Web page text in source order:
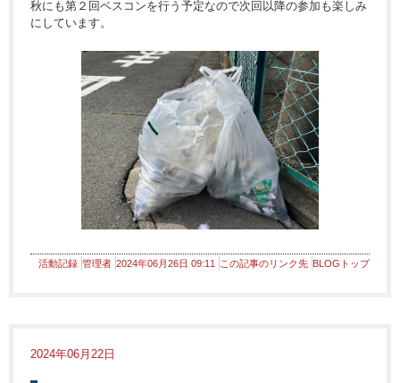
秋にも第２回ベスコンを行う予定なので次回以降の参加も楽しみ
にしています。
活動記録 管理者 2024年06月26日 09:11 この記事のリンク先 BLOGトップ
2024年06月22日